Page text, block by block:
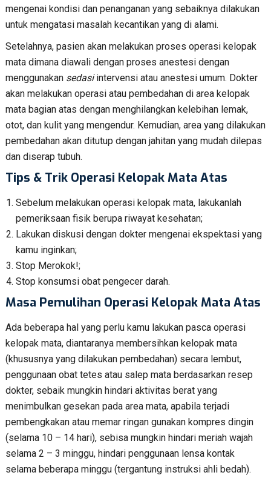
mengenai kondisi dan penanganan yang sebaiknya dilakukan
untuk mengatasi masalah kecantikan yang di alami.
Setelahnya, pasien akan melakukan proses operasi kelopak
mata dimana diawali dengan proses anestesi dengan
menggunakan sedasiintervensi atau anestesi umum. Dokter
akan melakukan operasi atau pembedahan di area kelopak
mata bagian atas dengan menghilangkan kelebihan lemak,
otot, dan kulit yang mengendur. Kemudian, area yang dilakukan
pembedahan akan ditutup dengan jahitan yang mudah dilepas
dan diserap tubuh.
Tips & Trik Operasi Kelopak Mata Atas
Sebelum melakukan operasi kelopak mata, lakukanlah
pemeriksaan fisik berupa riwayat kesehatan;
Lakukan diskusi dengan dokter mengenai ekspektasi yang
kamu inginkan;
Stop Merokok!;
Stop konsumsi obat pengecer darah.
Masa Pemulihan Operasi Kelopak Mata Atas
Ada beberapa hal yang perlu kamu lakukan pasca operasi
kelopak mata, diantaranya membersihkan kelopak mata
(khususnya yang dilakukan pembedahan) secara lembut,
penggunaan obat tetes atau salep mata berdasarkan resep
dokter, sebaik mungkin hindari aktivitas berat yang
menimbulkan gesekan pada area mata, apabila terjadi
pembengkakan atau memar ringan gunakan kompres dingin
(selama 10 – 14 hari), sebisa mungkin hindari meriah wajah
selama 2 – 3 minggu, hindari penggunaan lensa kontak
selama beberapa minggu (tergantung instruksi ahli bedah).